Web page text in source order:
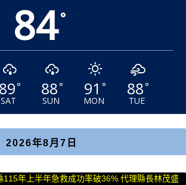
84°
89°
SAT
88°
SUN
91 °
MON
88°
TUE
2026年8月7日
115年上半年急救成功率破36% 代理縣長林茂盛